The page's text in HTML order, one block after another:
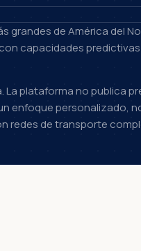
de América del
capacidades
plataforma no publica
personalizado,
redes de transporte